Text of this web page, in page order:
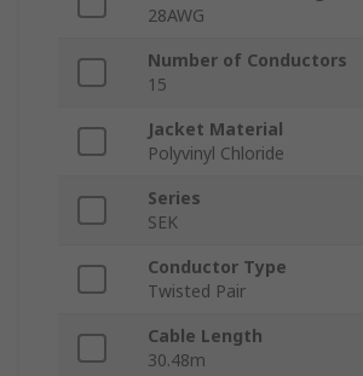
28AWG
Number of Conductors
15
Jacket Material
Polyvinyl Chloride
Series
SEK
Conductor Type
Twisted Pair
Cable Length
30.48m